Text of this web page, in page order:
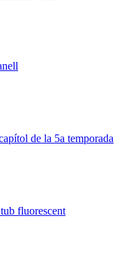
de la 5a temporada
fluorescent